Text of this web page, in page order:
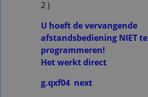
2 )
U hoeft de vervangende
afstandsbediening NIET te
programmeren!
Het werkt direct
g.qxf04 next